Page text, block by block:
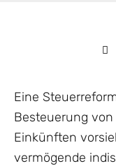
Eine
Besteuerung
Einkünften
vermögende